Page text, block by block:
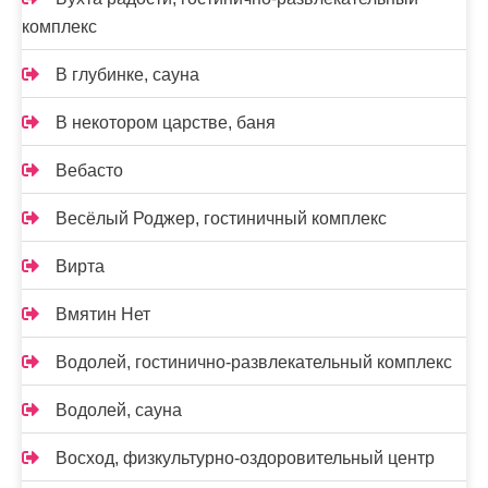
комплекс
В глубинке, сауна
В некотором царстве, баня
Вебасто
Весёлый Роджер, гостиничный комплекс
Вирта
Вмятин Нет
Водолей, гостинично-развлекательный комплекс
Водолей, сауна
Восход, физкультурно-оздоровительный центр